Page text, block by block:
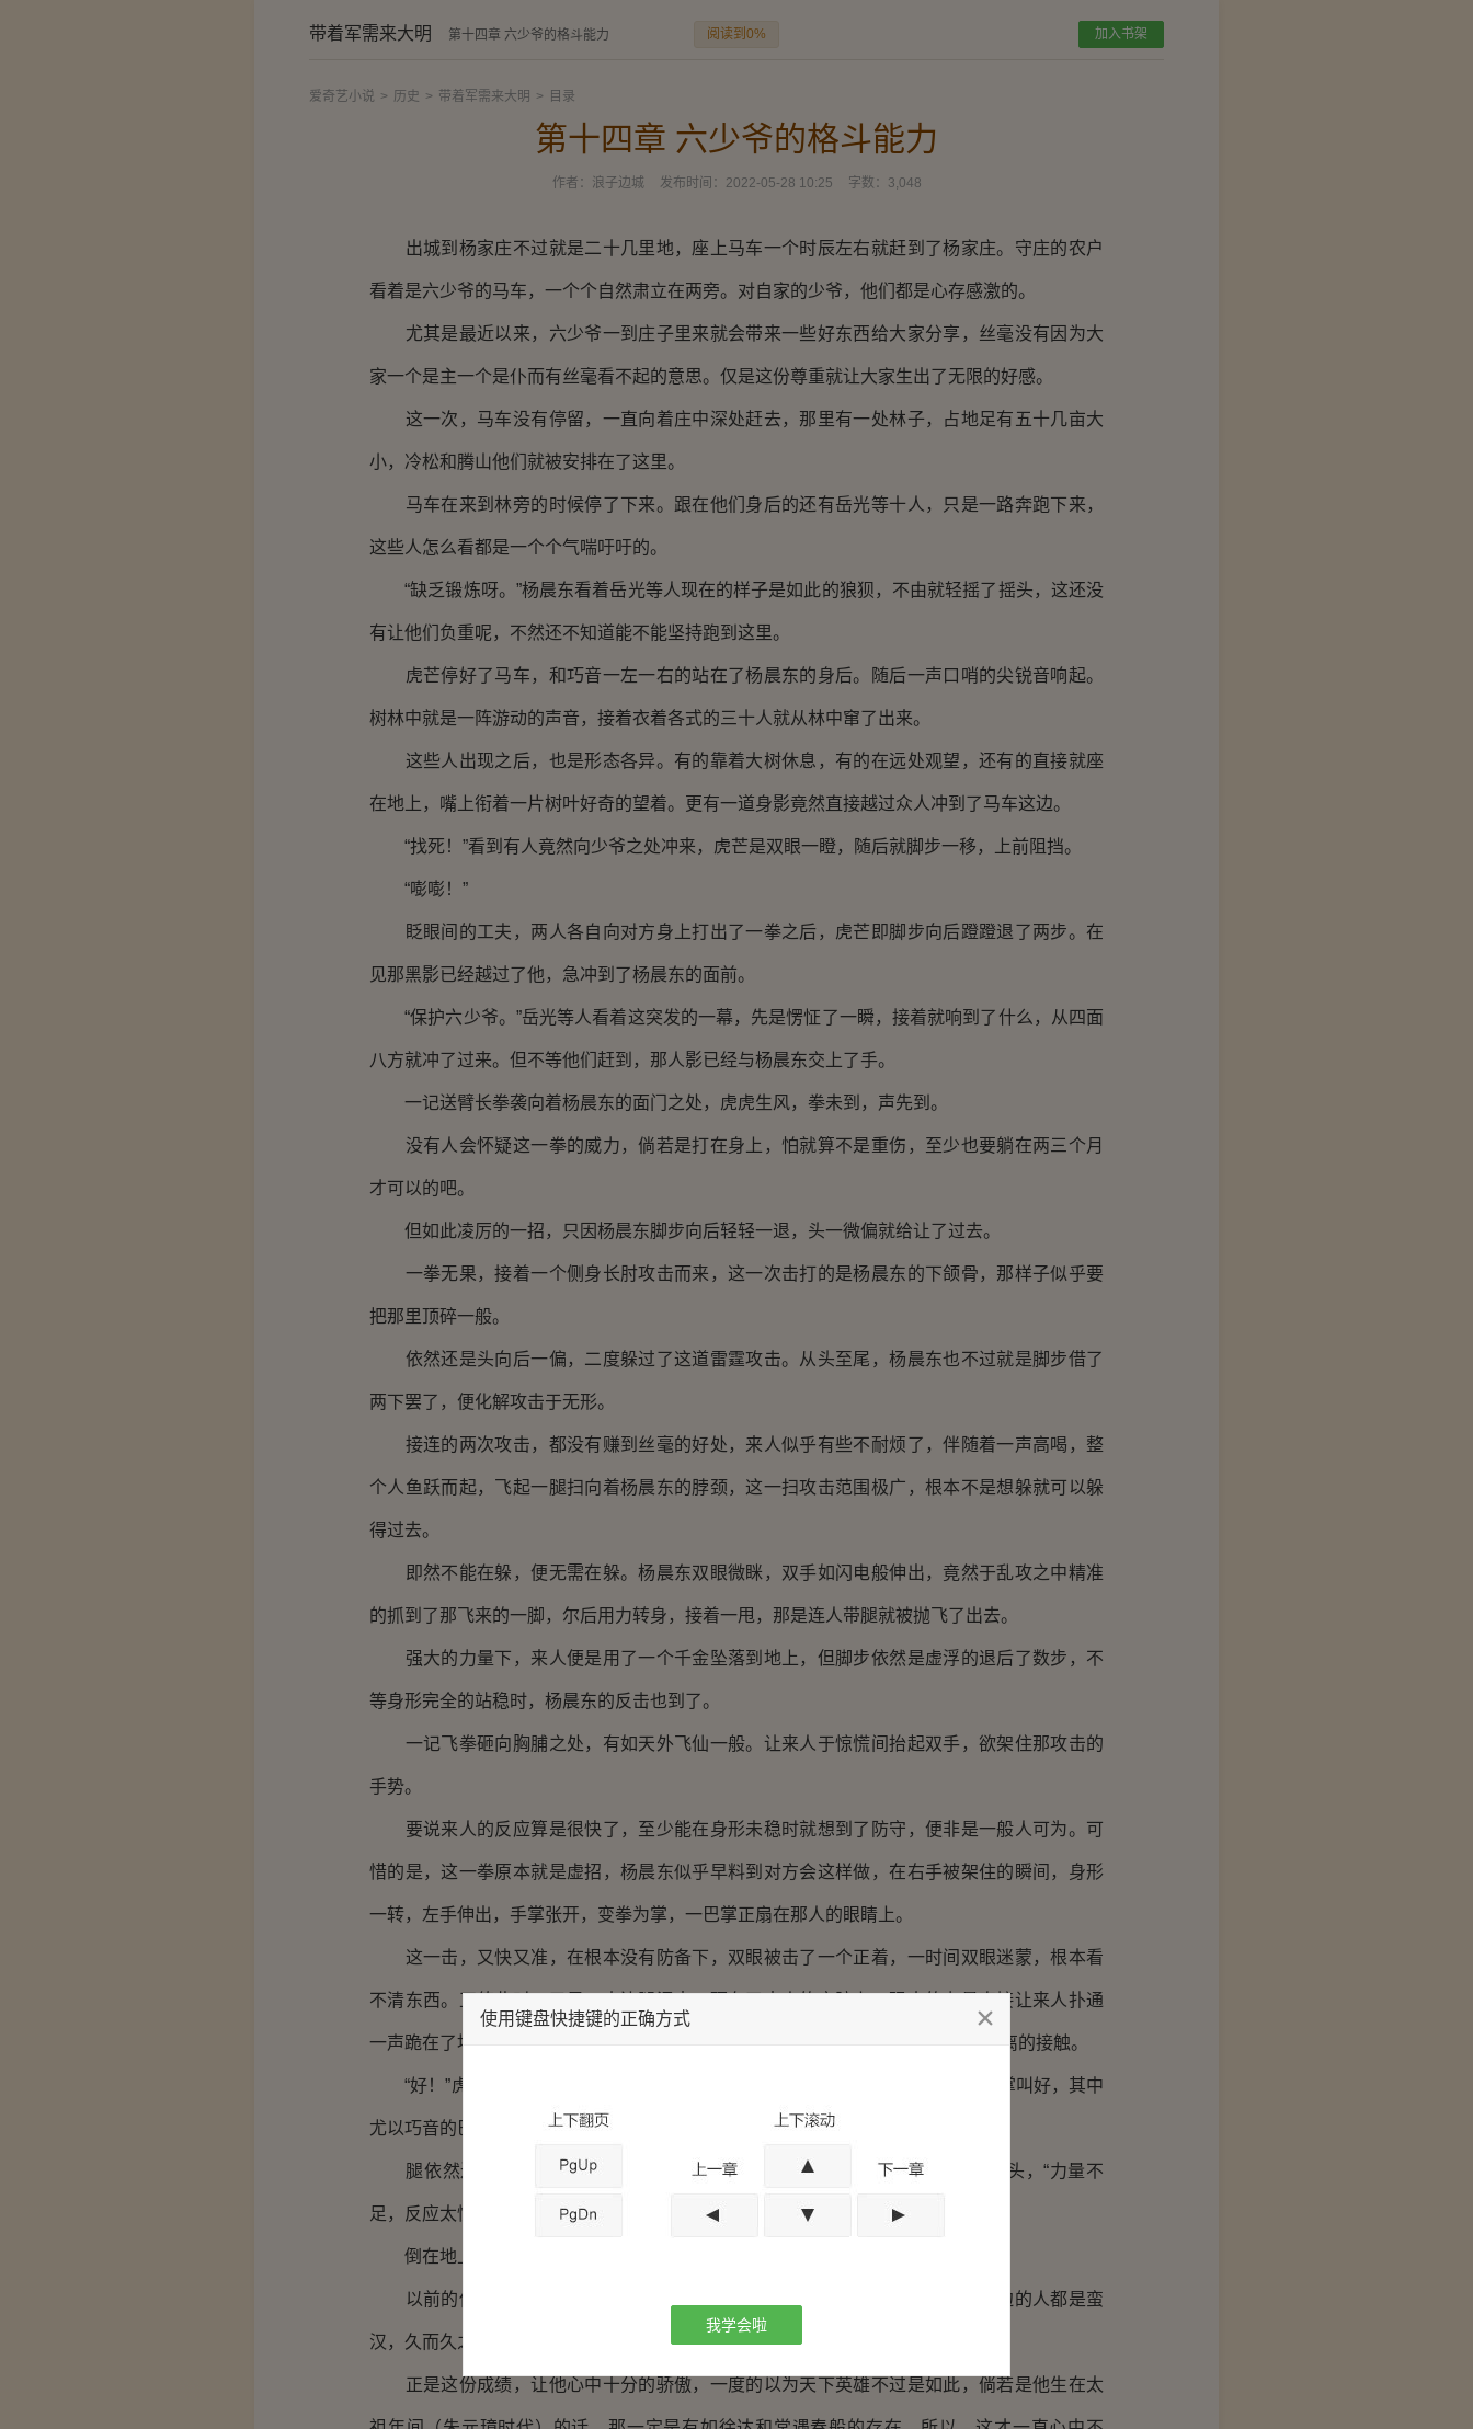
带着军需来大明 第十四章 六少爷的格斗能力 阅读到0% 加入书架
爱奇艺小说 > 历史 > 带着军需来大明 > 目录
第十四章 六少爷的格斗能力
作者： 浪子边城 发布时间： 2022-05-28 10:25 字数： 3,048
出城到杨家庄不过就是二十几里地，座上马车一个时辰左右就赶到了杨家庄。守庄的农户
看着是六少爷的马车，一个个自然肃立在两旁。对自家的少爷，他们都是心存感激的。
尤其是最近以来，六少爷一到庄子里来就会带来一些好东西给大家分享，丝毫没有因为大
家一个是主一个是仆而有丝毫看不起的意思。仅是这份尊重就让大家生出了无限的好感。
这一次，马车没有停留，一直向着庄中深处赶去，那里有一处林子，占地足有五十几亩大
小，冷松和腾山他们就被安排在了这里。
马车在来到林旁的时候停了下来。跟在他们身后的还有岳光等十人，只是一路奔跑下来，
这些人怎么看都是一个个气喘吁吁的。
“缺乏锻炼呀。”杨晨东看着岳光等人现在的样子是如此的狼狈，不由就轻摇了摇头，这还没
有让他们负重呢，不然还不知道能不能坚持跑到这里。
虎芒停好了马车，和巧音一左一右的站在了杨晨东的身后。随后一声口哨的尖锐音响起。
树林中就是一阵游动的声音，接着衣着各式的三十人就从林中窜了出来。
这些人出现之后，也是形态各异。有的靠着大树休息，有的在远处观望，还有的直接就座
在地上，嘴上衔着一片树叶好奇的望着。更有一道身影竟然直接越过众人冲到了马车这边。
“找死！”看到有人竟然向少爷之处冲来，虎芒是双眼一瞪，随后就脚步一移，上前阻挡。
“嘭嘭！”
眨眼间的工夫，两人各自向对方身上打出了一拳之后，虎芒即脚步向后蹬蹬退了两步。在
见那黑影已经越过了他，急冲到了杨晨东的面前。
“保护六少爷。”岳光等人看着这突发的一幕，先是愣怔了一瞬，接着就响到了什么，从四面
八方就冲了过来。但不等他们赶到，那人影已经与杨晨东交上了手。
一记送臂长拳袭向着杨晨东的面门之处，虎虎生风，拳未到，声先到。
没有人会怀疑这一拳的威力，倘若是打在身上，怕就算不是重伤，至少也要躺在两三个月
才可以的吧。
但如此凌厉的一招，只因杨晨东脚步向后轻轻一退，头一微偏就给让了过去。
一拳无果，接着一个侧身长肘攻击而来，这一次击打的是杨晨东的下颌骨，那样子似乎要
把那里顶碎一般。
依然还是头向后一偏，二度躲过了这道雷霆攻击。从头至尾，杨晨东也不过就是脚步借了
两下罢了，便化解攻击于无形。
接连的两次攻击，都没有赚到丝毫的好处，来人似乎有些不耐烦了，伴随着一声高喝，整
个人鱼跃而起，飞起一腿扫向着杨晨东的脖颈，这一扫攻击范围极广，根本不是想躲就可以躲
得过去。
即然不能在躲，便无需在躲。杨晨东双眼微眯，双手如闪电般伸出，竟然于乱攻之中精准
的抓到了那飞来的一脚，尔后用力转身，接着一甩，那是连人带腿就被抛飞了出去。
强大的力量下，来人便是用了一个千金坠落到地上，但脚步依然是虚浮的退后了数步，不
等身形完全的站稳时，杨晨东的反击也到了。
一记飞拳砸向胸脯之处，有如天外飞仙一般。让来人于惊慌间抬起双手，欲架住那攻击的
手势。
要说来人的反应算是很快了，至少能在身形未稳时就想到了防守，便非是一般人可为。可
惜的是，这一拳原本就是虚招，杨晨东似乎早料到对方会这样做，在右手被架住的瞬间，身形
一转，左手伸出，手掌张开，变拳为掌，一巴掌正扇在那人的眼睛上。
这一击，又快又准，在根本没有防备下，双眼被击了一个正着，一时间双眼迷蒙，根本看
不清东西。正值此时，又是一大边腿涌来，砸在了来人的肩膀上，强大的力量直接让来人扑通
一声跪在了地上，尔后力道不减，继续下压，一记狗啃屎，脸与地面来了一个近距离的接触。
“好！”虎芒是第一个反过神来，当即就是掌手叫好。随后，众四十余人皆是鼓掌叫好，其中
尤以巧音的巴掌拍的最勤，只是一会的工夫，一双小心手就变红了起来。
腿依然还是保持着伸起的动作，直到掌声响起，这才慢慢下落，尔后摇了摇头，“力量不
足，反应太慢，招式不知变化，太差太差。”
倒在地上，正把泥土由口中吐出的冷松当真是有口难言。
以前的他一直是很骄傲的。很小的时候就喜欢习武，又因为是军户出身，身边的人都是蛮
汉，久而久之，学到了不少实用的东西，成为了他们那个卫所的第一高手。
正是这份成绩，让他心中十分的骄傲，一度的以为天下英雄不过是如此，倘若是他生在太
使用键盘快捷键的正确方式
我学会啦